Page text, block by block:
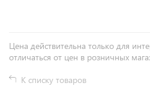
Цена действительна только для
отличаться от цен в розничных
К списку товаров